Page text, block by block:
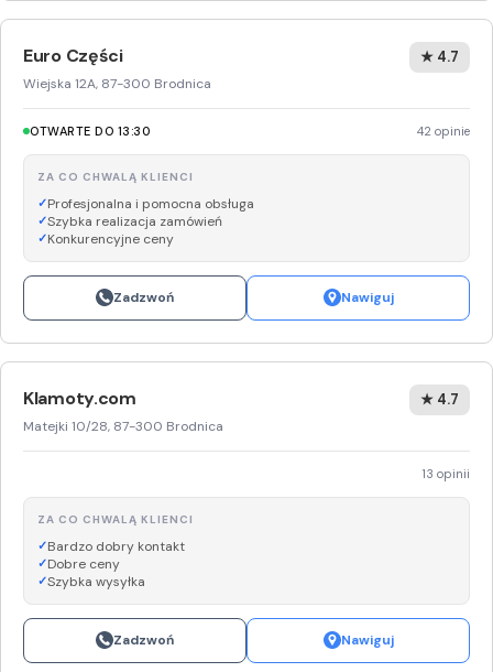
Euro Części
Wiejska 12A, 87-300 Brodnica
★ 4.7
OTWARTE DO 13:30 42 opinie
ZA CO CHWALĄ KLIENCI
Profesjonalna i pomocna obsługa
Szybka realizacja zamówień
Konkurencyjne ceny
Zadzwoń Nawiguj
Klamoty.com
Matejki 10/28, 87-300 Brodnica
★ 4.7
13 opinii
ZA CO CHWALĄ KLIENCI
Bardzo dobry kontakt
Dobre ceny
Szybka wysyłka
Zadzwoń Nawiguj